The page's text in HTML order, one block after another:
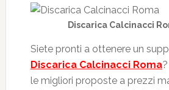
Discarica Calcinacci
Siete pronti a ottenere un
Discarica Calcinacci Roma
le migliori proposte a prezzi